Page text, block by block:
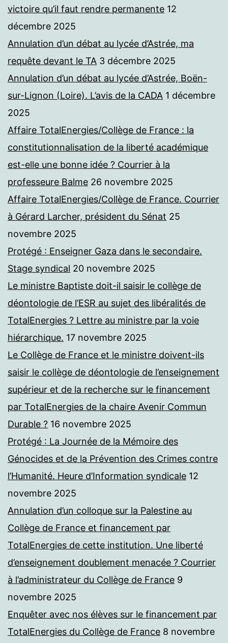
victoire qu’il faut rendre permanente 12
décembre 2025
Annulation d’un débat au lycée d’Astrée, ma
requête devant le TA 3 décembre 2025
Annulation d’un débat au lycée d’Astrée, Boën-
sur-Lignon (Loire). L’avis de la CADA 1 décembre
2025
Affaire TotalEnergies/Collège de France : la
constitutionnalisation de la liberté académique
est-elle une bonne idée ? Courrier à la
professeure Balme 26 novembre 2025
Affaire TotalEnergies/Collège de France. Courrier
à Gérard Larcher, président du Sénat 25
novembre 2025
Protégé : Enseigner Gaza dans le secondaire.
Stage syndical 20 novembre 2025
Le ministre Baptiste doit-il saisir le collège de
déontologie de l’ESR au sujet des libéralités de
TotalEnergies ? Lettre au ministre par la voie
hiérarchique. 17 novembre 2025
Le Collège de France et le ministre doivent-ils
saisir le collège de déontologie de l’enseignement
supérieur et de la recherche sur le financement
par TotalEnergies de la chaire Avenir Commun
Durable ? 16 novembre 2025
Protégé : La Journée de la Mémoire des
Génocides et de la Prévention des Crimes contre
l’Humanité. Heure d’Information syndicale 12
novembre 2025
Annulation d’un colloque sur la Palestine au
Collège de France et financement par
TotalEnergies de cette institution. Une liberté
d’enseignement doublement menacée ? Courrier
à l’administrateur du Collège de France 9
novembre 2025
Enquêter avec nos élèves sur le financement par
TotalEnergies du Collège de France 8 novembre